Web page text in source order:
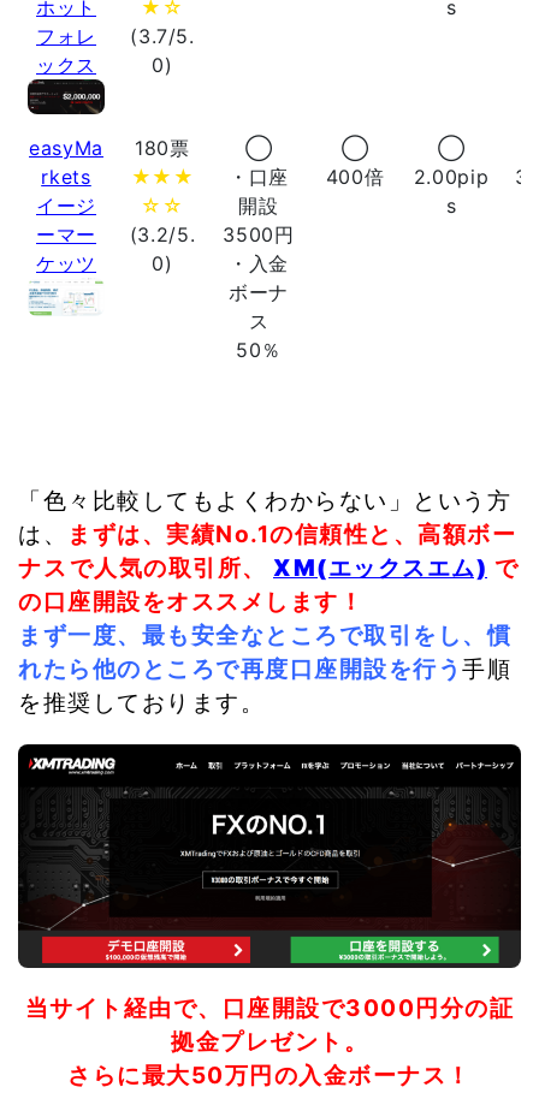
ホット
フォレ
ックス
★☆
(3.7/5.
0)
s
easyMa
rkets
イージ
ーマー
ケッツ
180票
★★★
☆☆
(3.2/5.
0)
◯
・口座
開設
3500円
・入金
ボーナ
ス
50％
◯
400倍
◯
2.00pip
s
「色々比較してもよくわからない」という方
は、
まずは、実績No.1の信頼性と、高額ボー
ナスで人気の取引所、
XM(エックスエム) で
の口座開設をオススメします！
まず一度、最も安全なところで取引をし、慣
れたら他のところで再度口座開設を行う 手順
を推奨しております。
当サイト経由で、口座開設で3000円分の証
拠金プレゼント。
さらに最大50万円の入金ボーナス！